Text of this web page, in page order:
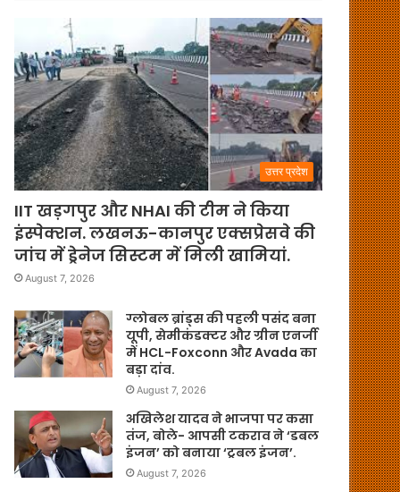
उत्तर प्रदेश
IIT खड़गपुर और NHAI की टीम ने किया
इंस्पेक्शन. लखनऊ-कानपुर एक्सप्रेसवे की
जांच में ड्रेनेज सिस्टम में मिली खामियां.
August 7, 2026
ग्लोबल ब्रांड्स की पहली पसंद बना
यूपी, सेमीकंडक्टर और ग्रीन एनर्जी
में HCL-Foxconn और Avada का
बड़ा दांव.
August 7, 2026
अखिलेश यादव ने भाजपा पर कसा
तंज, बोले- आपसी टकराव ने ‘डबल
इंजन’ को बनाया ‘ट्रबल इंजन’.
August 7, 2026